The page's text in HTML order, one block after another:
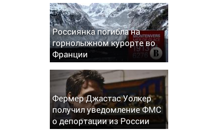
Россиянка погибла на
горнолыжном курорте во
Франции
Фермер Джастас Уолкер
получил уведомление ФМС
о депортации из России